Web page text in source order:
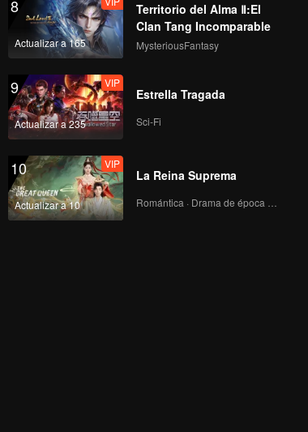
8
Actualizar a 165
Territorio del Alma Ⅱ:El
Clan Tang Incomparable
MysteriousFantasy
9
Actualizar a 235
VIP
Estrella Tragada
Sci-Fi
10
Actualizar a 10
VIP
La Reina Suprema